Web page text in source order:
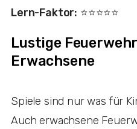
Lern-Faktor: ⭐️⭐️⭐️⭐️⭐️
Lustige
Erwachsene
Spiele sind nur was für
Auch erwachsene